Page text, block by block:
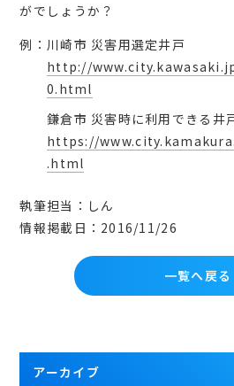
がでしょうか？
例： 川崎市 災害用選定井戸
http://
0.html
鎌倉市 災害時に利用できる井
https://
.html
執筆担当：しん
情報掲載日：2016/11/26
一覧へ戻る
アーカイブ